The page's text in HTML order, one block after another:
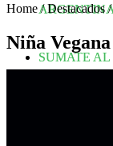
SUMATE
Home/Destacados/
Niña